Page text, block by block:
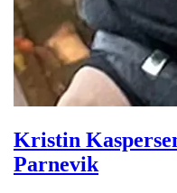
Kristin
Parnevik